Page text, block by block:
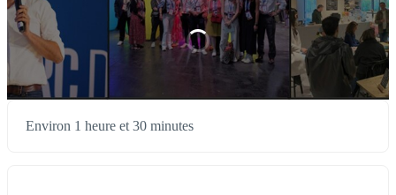
Environ 1 heure et 30 minutes